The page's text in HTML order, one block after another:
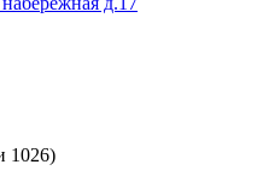
1026)